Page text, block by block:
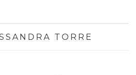
TORRE